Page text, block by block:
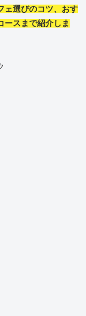
ェ選びのコツ、おす
ースまで紹介しま